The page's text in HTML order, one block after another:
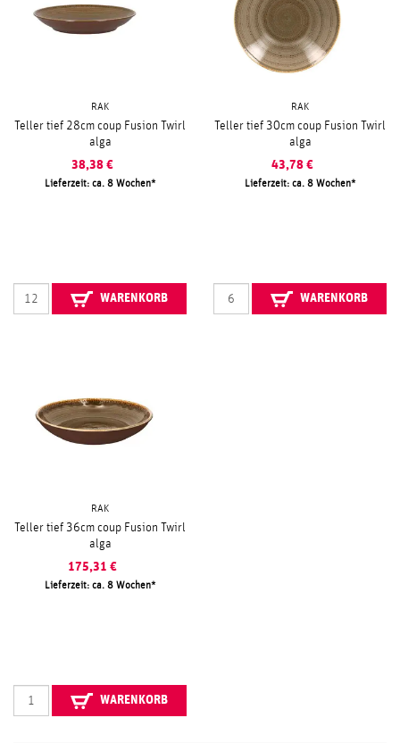
RAK
Teller tief 28cm coup Fusion Twirl
alga
38,38 €
Lieferzeit: ca. 8 Wochen
WARENKORB
RAK
Teller tief 30cm coup Fusion Twirl
alga
43,78 €
Lieferzeit: ca. 8 Wochen
WARENKORB
RAK
Teller tief 36cm coup Fusion Twirl
alga
175,31 €
Lieferzeit: ca. 8 Wochen
WARENKORB